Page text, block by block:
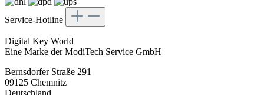
Service-Hotline
Digital Key World
Eine Marke der ModiTech Service GmbH
Bernsdorfer Straße 291
09125 Chemnitz
Deutschland